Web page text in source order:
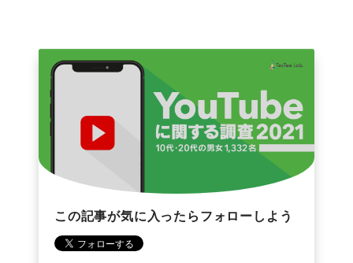
この記事が気に入ったらフォローしよう